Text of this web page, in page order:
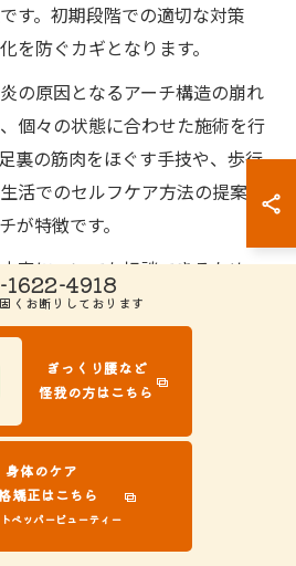
す。初期段階での適切な対策
を防ぐカギとなります。
の原因となるアーチ構造の崩れ
個々の状態に合わせた施術を行
裏の筋肉をほぐす手技や、歩行
活でのセルフケア方法の提案な
が特徴です。
容についても相談できるため、
受診できます。早期に専門家に
めることで、再発予防や全身の
す。
ックと疲労ケアのポイント
の状態を総合的に把握するため
ています。歩き方や立ち方の癖
の根本原因を見極めることが可
4918
くお断りしております
ぎっくり腰など
怪我の方はこちら
身体のケア
矯正はこちら
ペッパービューティー